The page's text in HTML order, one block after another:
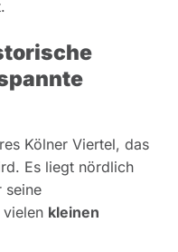
Kölner Viertel, das
Es liegt nördlich
seine
kleinen